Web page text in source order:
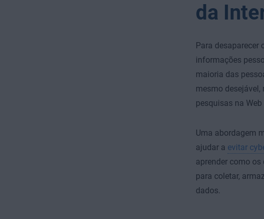
da
Para desaparecer
informações
maioria das
mesmo
pesquisas na
Uma abordagem
ajudar a evitar
aprender como
para coletar,
dados.